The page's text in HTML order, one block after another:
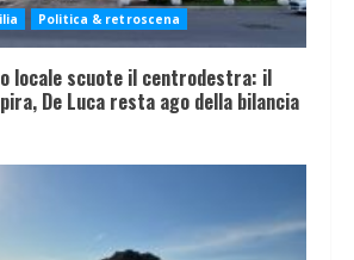
Politica & retroscena
locale scuote il centrodestra: il
De Luca resta ago della bilancia